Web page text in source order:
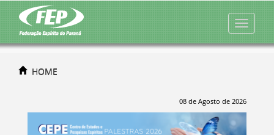
HOME
08 de Agosto de 2026